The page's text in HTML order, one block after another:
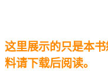
这里展示的只是本
料请下载后阅读。